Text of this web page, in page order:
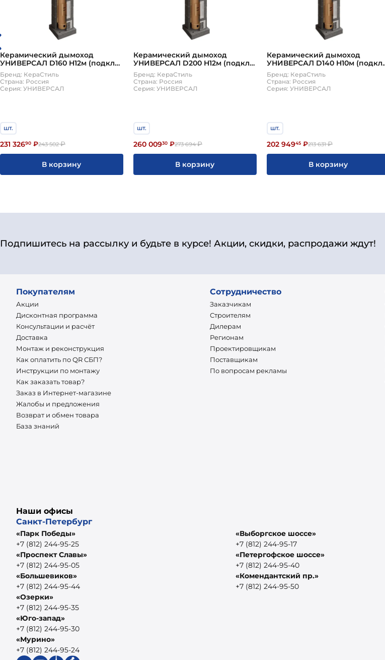
Керамический дымоход
УНИВЕРСАЛ D160 H12м (подкл
90, верхний комплект)
КераСтиль
Бренд: КераСтиль
Страна: Россия
Серия: УНИВЕРСАЛ
шт.
231 32690 ₽243 502₽
В корзину
Керамический дымоход
УНИВЕРСАЛ D200 H12м (подкл
90, верхний комплект)
КераСтиль
Бренд: КераСтиль
Страна: Россия
Серия: УНИВЕРСАЛ
шт.
260 00930₽273 694₽
В корзину
Керамический дымоход
УНИВЕРСАЛ D140 H10м (подкл
90, верхний комплект)
КераСтиль
Бренд: КераСтиль
Страна: Россия
Серия: УНИВЕРСАЛ
шт.
202 94945₽213 631₽
В корзину
Подпишитесь на рассылку и будьте в курсе! Акции, скидки, распродажи ждут!
Покупателям
Акции
Дисконтная программа
Консультации и расчёт
Доставка
Монтаж и реконструкция
Как оплатить по QR СБП?
Инструкции по монтажу
Как заказать товар?
Заказ в Интернет-магазине
Жалобы и предложения
Возврат и обмен товара
База знаний
Сотрудничество
Заказчикам
Строителям
Дилерам
Регионам
Проектировщикам
Поставщикам
По вопросам рекламы
Наши офисы
Санкт-Петербург
«Парк Победы»
+7 (812) 244-95-25
«Проспект Славы»
+7 (812) 244-95-05
«Большевиков»
+7 (812) 244-95-44
«Озерки»
+7 (812) 244-95-35
«Юго-запад»
+7 (812) 244-95-30
«Мурино»
+7 (812) 244-95-24
«Выборгское шоссе»
+7 (812) 244-95-17
«Петергофское шоссе»
+7 (812) 244-95-40
«Комендантский пр.»
+7 (812) 244-95-50